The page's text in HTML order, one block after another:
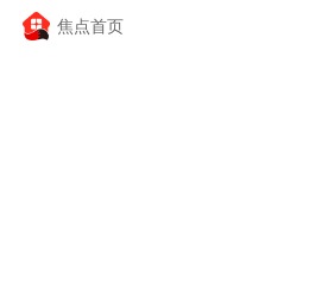
焦点首页